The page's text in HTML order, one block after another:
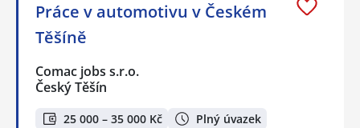
Práce v automotivu v Českém
Těšíně
Comac jobs s.r.o.
Český Těšín
25 000 – 35 000 Kč Plný úvazek